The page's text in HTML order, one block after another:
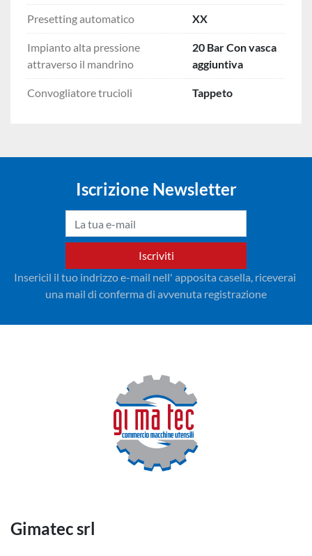
Presetting automatico XX
Impianto alta pressione
attraverso il mandrino
20 Bar Con vasca
aggiuntiva
Convogliatore trucioli Tappeto
Iscrizione Newsletter
Iscriviti
Insericil il tuo indrizzo e-mail nell' apposita casella, riceverai
una mail di conferma di avvenuta registrazione
Gimatec srl